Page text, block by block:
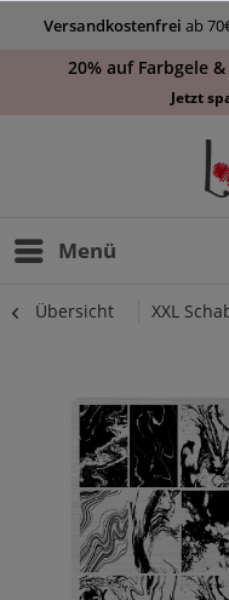
Versandkostenfrei ab
20% auf Farbgele
Jetzt
Menü
Übersicht XXL